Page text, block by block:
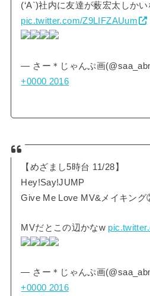
(‘A`)社内に友達が薮宏太しかい
pic.twitter.com/Z9LIFZAUum
— さー＊じゃんぷ画
+0000 2016
【めざまし5時台 11/28】
Hey!Say!JUMP
Give Me Love MV&メイキン
MVだとこの辺かなw
— さー＊じゃんぷ画
+0000 2016